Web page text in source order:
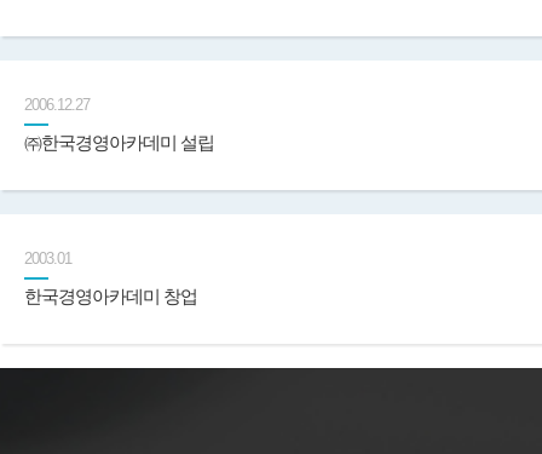
2006.12.27
㈜한국경영아카데미 설립
2003.01
한국경영아카데미 창업